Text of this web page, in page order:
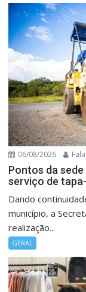
06/08/2026
Pontos da
serviço de
Dando
município, a
realização...
GERAL